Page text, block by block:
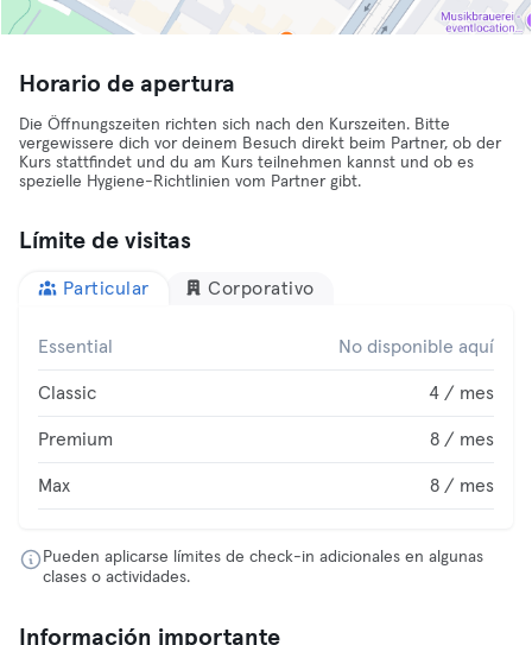
Horario de apertura
Die Öffnungszeiten richten sich nach den Kurszeiten. Bitte
vergewissere dich vor deinem Besuch direkt beim Partner, ob der
Kurs stattfindet und du am Kurs teilnehmen kannst und ob es
spezielle Hygiene-Richtlinien vom Partner gibt.
Límite de visitas
Particular Corporativo
Essential No disponible aquí
Classic 4 / mes
Premium 8 / mes
Max 8 / mes
Pueden aplicarse límites de check-in adicionales en algunas
clases o actividades.
Información importante